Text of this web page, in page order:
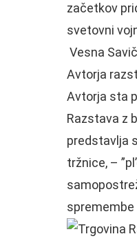
začetkov
svetovni
Vesna
Avtorja
Avtorja sta
Razstava z
predstavlja
tržnice, –
spremembe